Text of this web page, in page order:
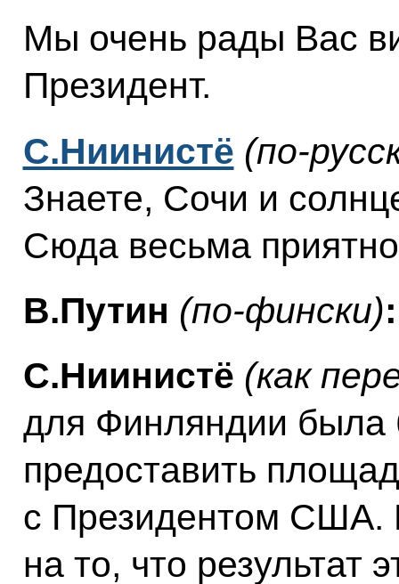
Мы очень рады Вас
Президент.
С.Ниинистё (по-
Знаете, Сочи и
Сюда весьма
В.Путин (по-фински):
С.Ниинистё (как
для Финляндии была
предоставить
с Президентом США.
на то, что результат